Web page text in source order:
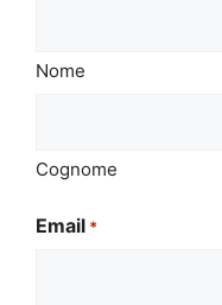
Nome
Cognome
Email *